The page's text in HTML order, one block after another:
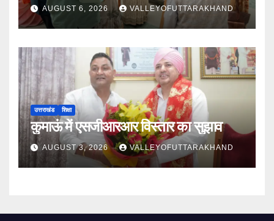
AUGUST 6, 2026 VALLEYOFUTTARAKHAND
उत्तराखंड शिक्षा
कुमाऊं में एसजीआरआर विस्तार का सुझाव
AUGUST 3, 2026 VALLEYOFUTTARAKHAND